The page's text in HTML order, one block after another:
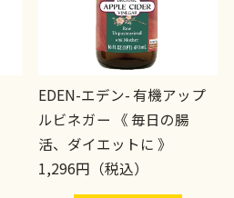
EDEN-エデン- 有機アップ
ルビネガー 《 毎日の腸
活、ダイエットに 》
1,296円（税込）